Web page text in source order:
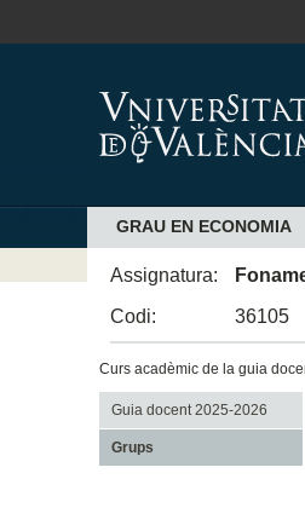
GRAU EN ECONOMIA
Assignatura:
Codi:
36105
Curs acadèmic de la guia
Guia docent 2025-2026
Grups